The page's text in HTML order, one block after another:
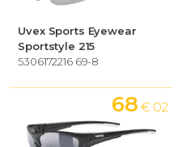
Uvex Sports Eyewear
Sportstyle 215
5306172216 69-8
68 € 02